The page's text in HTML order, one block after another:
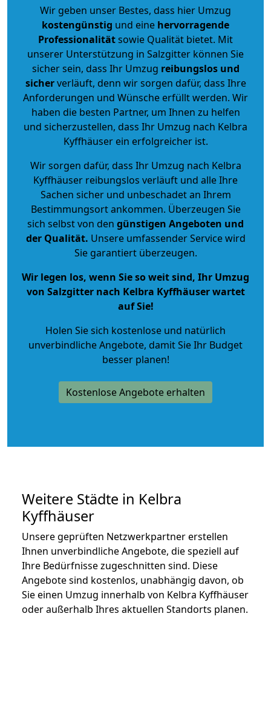
Wir geben unser Bestes, dass hier Umzug
kostengünstig und eine hervorragende
Professionalitätsowie Qualität bietet. Mit
unserer Unterstützung in Salzgitter können Sie
sicher sein, dass Ihr Umzug reibungslos und
sicherverläuft, denn wir sorgen dafür, dass Ihre
Anforderungen und Wünsche erfüllt werden. Wir
haben die besten Partner, um Ihnen zu helfen
und sicherzustellen, dass Ihr Umzug nach Kelbra
Kyffhäuser ein erfolgreicher ist.
Wir sorgen dafür, dass Ihr Umzug nach Kelbra
Kyffhäuser reibungslos verläuft und alle Ihre
Sachen sicher und unbeschadet an Ihrem
Bestimmungsort ankommen. Überzeugen Sie
sich selbst von den günstigen Angeboten und
der Qualität. Unsere umfassender Service wird
Sie garantiert überzeugen.
Wir legen los, wenn Sie so weit sind, Ihr Umzug
von Salzgitter nach Kelbra Kyffhäuser wartet
auf Sie!
Holen Sie sich kostenlose und natürlich
unverbindliche Angebote, damit Sie Ihr Budget
besser planen!
Kostenlose Angebote erhalten
Weitere Städte in Kelbra
Kyffhäuser
Unsere geprüften Netzwerkpartner erstellen
Ihnen unverbindliche Angebote, die speziell auf
Ihre Bedürfnisse zugeschnitten sind. Diese
Angebote sind kostenlos, unabhängig davon, ob
Sie einen Umzug innerhalb von Kelbra Kyffhäuser
oder außerhalb Ihres aktuellen Standorts planen.